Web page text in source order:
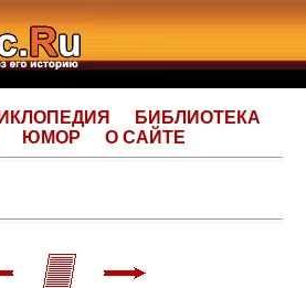
БИБЛИОТЕКА
ЮМОР О САЙТЕ